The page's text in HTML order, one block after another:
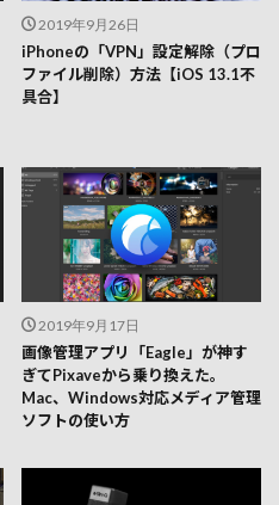
2019年9月26日
iPhoneの「VPN」設定解除（プロ
ファイル削除）方法【iOS 13.1不
具合】
2019年9月17日
画像管理アプリ「Eagle」が神す
ぎてPixaveから乗り換えた。
Mac、Windows対応メディア管理
ソフトの使い方